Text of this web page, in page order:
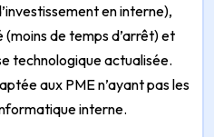
en interne),
de temps d’arrêt) et
technologique actualisée.
aux PME n’ayant pas les
interne.